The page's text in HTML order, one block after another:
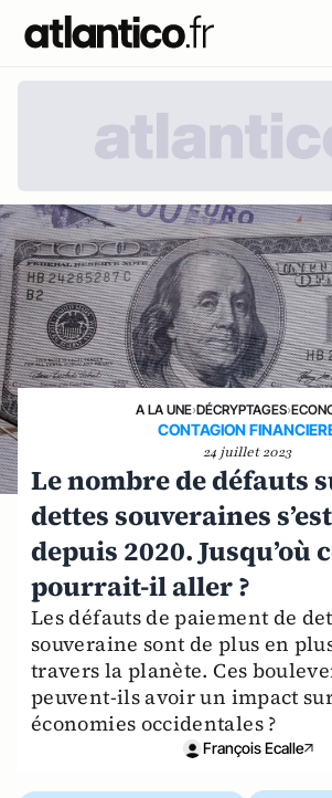
A LA UNE›DÉCRYPTAGES›
CONTAGION
24 juillet 2023
Le nombre de défauts
dettes souveraines
depuis 2020. Jusqu’où
pourrait-il aller ?
Les défauts de paiement de
souveraine sont de plus en
travers la planète. Ces
peuvent-ils avoir un impact
économies occidentales ?
François Ecalle